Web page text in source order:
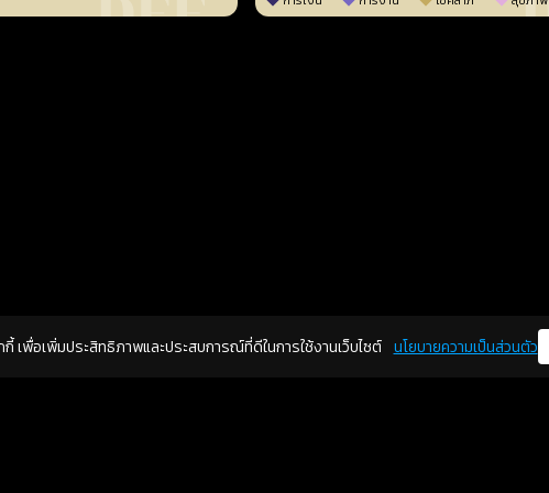
กี้ เพื่อเพิ่มประสิทธิภาพและประสบการณ์ที่ดีในการใช้งานเว็บไซต์ นโยบายความเป็นส่วนตัว